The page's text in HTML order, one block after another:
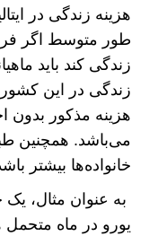
هزینه زندگی در
طور متوسط ​​اگر
زندگی در این کشور
هزینه مذکور بدون
می‌باشد. همچنین
خانواده‌ها بیشتر
یورو در ماه متحمل